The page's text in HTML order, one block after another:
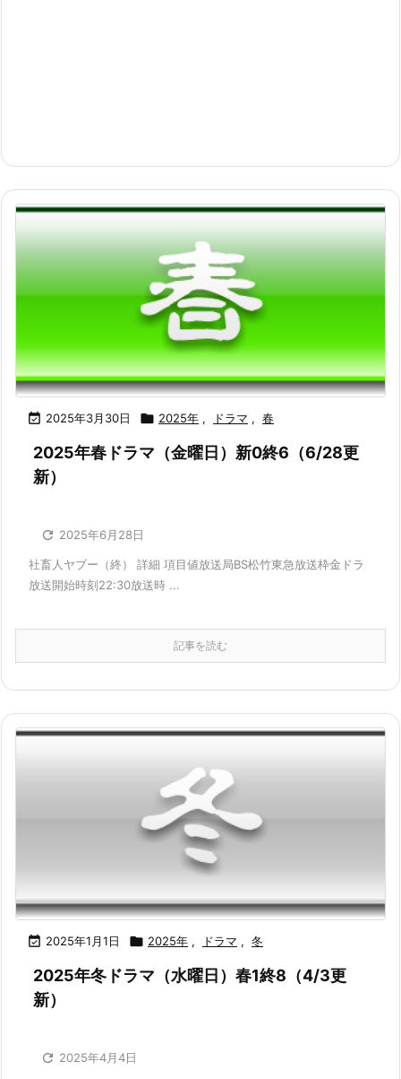
 2025年3月30日  2025年 , ドラマ , 春
2025年春ドラマ（金曜日）新0終6（6/28更
新）
 2025年6月28日
社畜人ヤブー（終） 詳細 項目値放送局BS松竹東急放送枠金ドラ
放送開始時刻22:30放送時 ...
記事を読む
 2025年1月1日  2025年 , ドラマ , 冬
2025年冬ドラマ（水曜日）春1終8（4/3更
新）
 2025年4月4日